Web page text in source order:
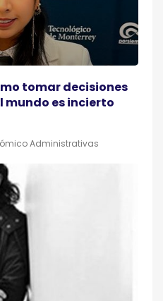
tomar decisiones
mundo es incierto
Administrativas